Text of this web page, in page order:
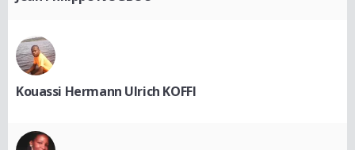
Kouassi Hermann Ulrich KOFFI